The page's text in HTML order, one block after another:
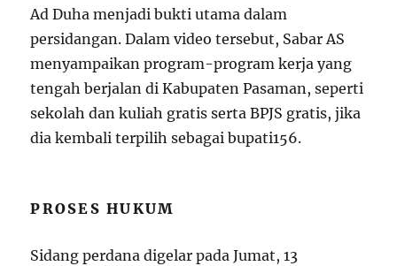
Ad Duha menjadi bukti utama dalam
persidangan. Dalam video tersebut, Sabar AS
menyampaikan program-program kerja yang
tengah berjalan di Kabupaten Pasaman, seperti
sekolah dan kuliah gratis serta BPJS gratis, jika
dia kembali terpilih sebagai bupati156.
PROSES HUKUM
Sidang perdana digelar pada Jumat, 13